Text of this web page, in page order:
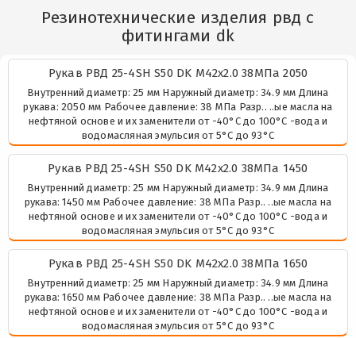
Резинотехнические изделия рвд с
фитингами dk
Рукав РВД 25-4SH S50 DK М42х2.0 38МПа 2050
Внутренний диаметр: 25 мм Наружный диаметр: 34.9 мм Длина
рукава: 2050 мм Рабочее давление: 38 МПа Разр.. ..ые масла на
нефтяной основе и их заменители от -40°C до 100°C -вода и
водомасляная эмульсия от 5°C до 93°C
Рукав РВД 25-4SH S50 DK М42х2.0 38МПа 1450
Внутренний диаметр: 25 мм Наружный диаметр: 34.9 мм Длина
рукава: 1450 мм Рабочее давление: 38 МПа Разр.. ..ые масла на
нефтяной основе и их заменители от -40°C до 100°C -вода и
водомасляная эмульсия от 5°C до 93°C
Рукав РВД 25-4SH S50 DK М42х2.0 38МПа 1650
Внутренний диаметр: 25 мм Наружный диаметр: 34.9 мм Длина
рукава: 1650 мм Рабочее давление: 38 МПа Разр.. ..ые масла на
нефтяной основе и их заменители от -40°C до 100°C -вода и
водомасляная эмульсия от 5°C до 93°C